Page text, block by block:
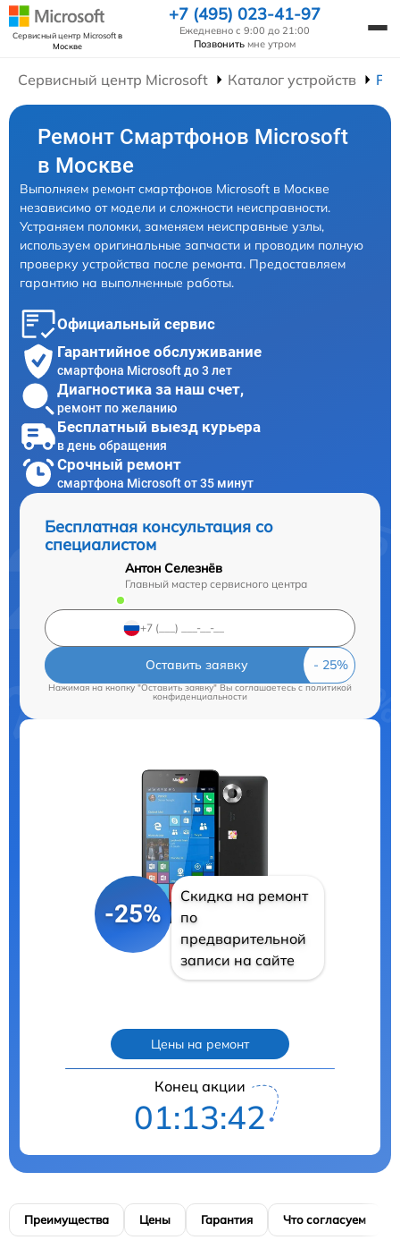
Сервисный центр Microsoftв
Москве
+7 (495) 023-41-97
Ежедневно с 9:00 до 21:00
Позвонить мне утром
Сервисный центр Microsoft Каталог устройств
Ремонт Смартфонов Microsoft
в Москве
Выполняем ремонт смартфонов Microsoft в Москве
независимо от модели и сложности неисправности.
Устраняем поломки, заменяем неисправные узлы,
используем оригинальные запчасти и проводим полную
проверку устройства после ремонта. Предоставляем
гарантию на выполненные работы.
Официальный сервис
Гарантийное обслуживание
смартфона Microsoft до 3 лет
Диагностика за наш счет,
ремонт по желанию
Бесплатный выезд курьера
в день обращения
Срочный ремонт
смартфона Microsoft от 35 минут
Бесплатная консультация со
специалистом
Антон Селезнёв
Главный мастер сервисного центра
Оставить заявку
Нажимая на кнопку "Оставить заявку" Вы соглашаетесь cполитикой
конфиденциальности
-25%
Скидка на ремонт
по
предварительной
записи на сайте
Цены на ремонт
Конец акции
01:13:41
Преимущества Цены Гарантия Что согласуем